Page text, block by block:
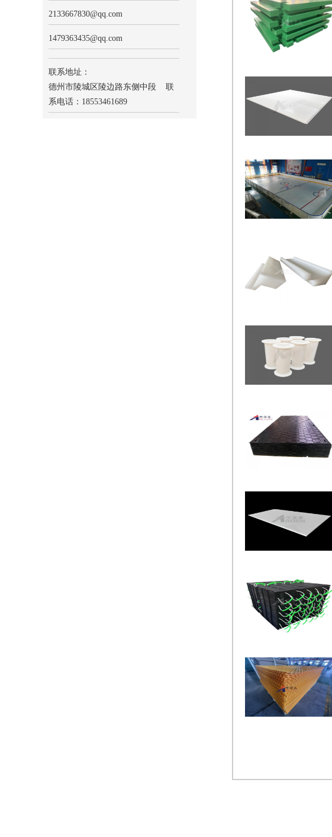
2133667830@qq.com
1479363435@qq.com
联系地址：
德州市陵城区陵边路东侧中段 联
系电话：18553461689